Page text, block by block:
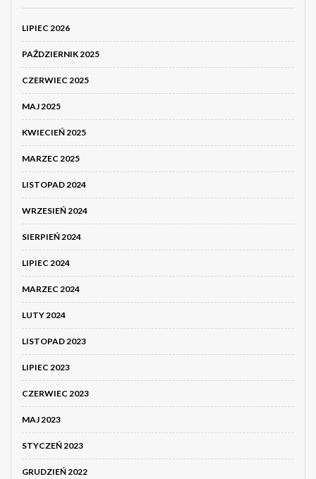
LIPIEC 2026
PAŹDZIERNIK 2025
CZERWIEC 2025
MAJ 2025
KWIECIEŃ 2025
MARZEC 2025
LISTOPAD 2024
WRZESIEŃ 2024
SIERPIEŃ 2024
LIPIEC 2024
MARZEC 2024
LUTY 2024
LISTOPAD 2023
LIPIEC 2023
CZERWIEC 2023
MAJ 2023
STYCZEŃ 2023
GRUDZIEŃ 2022